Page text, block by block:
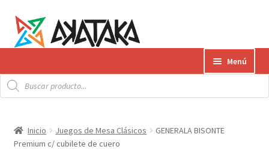
la
navegación
contenido
Menú
Productos
el
Búsqueda
de
productos
Inicio Juegos de Mesa Clásicos
GENERALA BISONTE
Premium c/ cubilete de cuero